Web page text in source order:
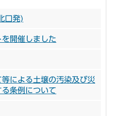
口発)
を開催しました
による土壌の汚染及び災
条例について